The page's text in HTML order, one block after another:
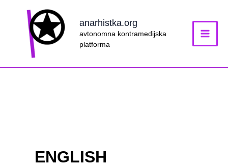
anarhistka.org
avtonomna kontramedijska
platforma
ENGLISH